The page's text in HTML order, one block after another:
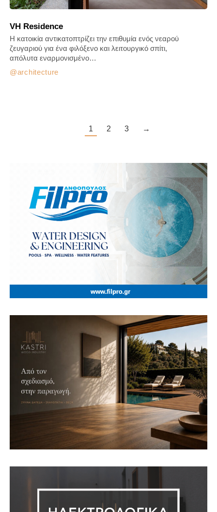
VH Residence
architecture
Η κατοικία αντικατοπτρίζει την επιθυμία ενός νεαρού
ζευγαριού για ένα φιλόξενο και λειτουργικό σπίτι,
απόλυτα εναρμονισμένο…
1 2 3 →